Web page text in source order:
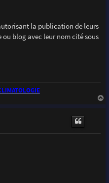
la publication de leurs
blog avec leur nom cité sous